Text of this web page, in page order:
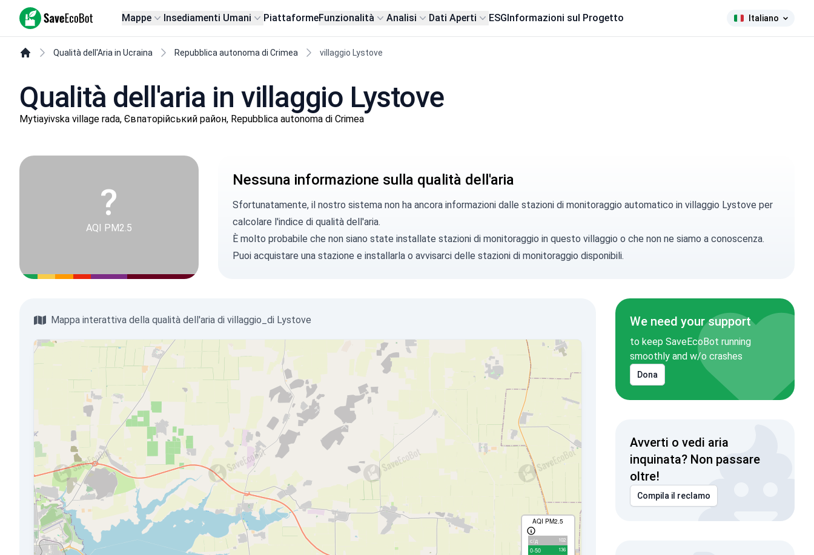
SaveEcoBot Mappe Insediamenti Umani PiattaformeFunzionalità Analisi Dati Aperti ESGInformazioni sul Progetto Italiano
Qualità dell'Aria in Ucraina Repubblica autonoma di Crimea villaggio Lystove
Qualità dell'aria in villaggio Lystove
Mytiayivska village rada, Євпаторійський район, Repubblica autonoma di Crimea
?
AQI PM2.5
Nessuna informazione sulla qualità dell'aria
Sfortunatamente, il nostro sistema non ha ancora informazioni dalle stazioni di monitoraggio automatico in villaggio Lystove per
calcolare l'indice di qualità dell'aria.
È molto probabile che non siano state installate stazioni di monitoraggio in questo villaggio o che non ne siamo a conoscenza.
Puoi acquistare una stazione e installarla o avvisarcidelle stazioni di monitoraggio disponibili.
Mappa interattiva della qualità dell'aria di villaggio_di Lystove La
AQI PM2.5
с/д 102
0-50 136
We need your support
to keep SaveEcoBot running
smoothly and w/o crashes
Dona
Avverti o vedi aria
inquinata? Non passare
oltre!
Compila il reclamo